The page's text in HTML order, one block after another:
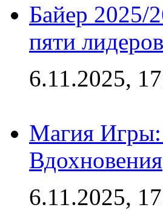
Байер 2025/
пяти
6.11.2025,
Магия Игры:
Вдохновения
6.11.2025,